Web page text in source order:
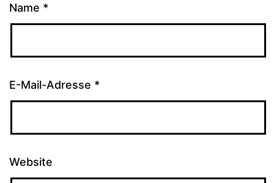
Name *
E-Mail-Adresse *
Website